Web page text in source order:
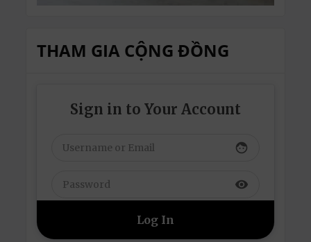
THAM GIA CỘNG ĐỒNG
Sign in to Your Account
face
visibility